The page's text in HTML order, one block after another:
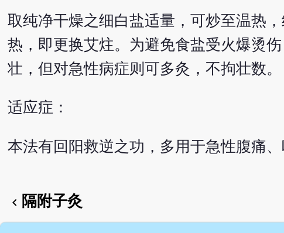
取纯净干燥之细白盐适量，可炒至温热
热，即更换艾炷。为避免食盐受火爆烫
壮，但对急性病症则可多灸，不拘壮数。
适应症：
本法有回阳救逆之功，多用于急性腹痛
chevron_left 隔附子灸